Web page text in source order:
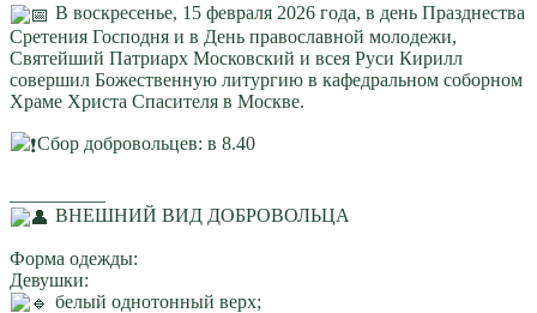
В воскресенье, 15 февраля 2026 года, в день Празднества
Сретения Господня и в День православной молодежи,
Святейший Патриарх Московский и всея Руси Кирилл
совершил Божественную литургию в кафедральном соборном
Храме Христа Спасителя в Москве.
️Сбор добровольцев: в 8.40
ВНЕШНИЙ ВИД ДОБРОВОЛЬЦА
Форма одежды:
Девушки:
белый однотонный верх;